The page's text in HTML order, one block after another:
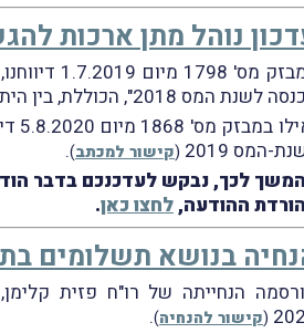
נוהל מתן ארכות
1.7.2019 דיווחנו, בין היתר, על פרסום הוראת ביצוע מס הכנסה מס' 9/2019
2018", הכוללת, בין היתר, טבלה מרכזת המפרטת את מכסות ההגשה ולוחות הזמנים לצורך עמידה בהסדר האורכות.
מס' 1868 מיום 5.8.2020 דיווחנו, בין היתר על הודעתו של מר שלמה אוחיון
המס 2019
(קישור למכתב)
.
לכך, נבקש לעדכנכם בדבר
ההודעה, לחצו כאן.
בנושא תשלומים
הנחייתה של רו"ח פזית
(קישור להנחיה)
.